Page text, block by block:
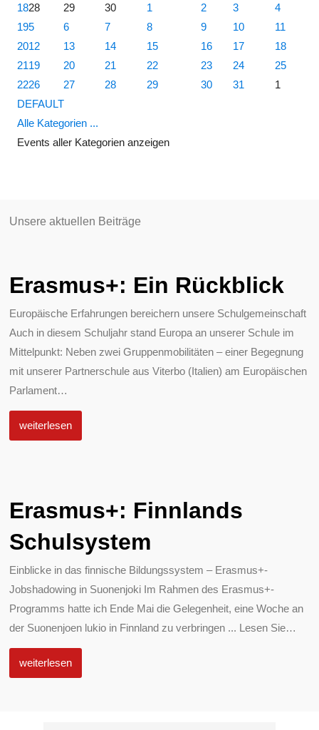
1828 29 30 1 2 3
4
195 6 7 8 9 10
11
2012 13 14 15 16 17
18
2119 20 21 22 23 24
25
2226 27 28 29 30 31
1
DEFAULT
Alle Kategorien ...
Events aller Kategorien anzeigen
Unsere aktuellen Beiträge
Erasmus+: Ein Rückblick
Europäische Erfahrungen bereichern unsere Schulgemeinschaft
Auch in diesem Schuljahr stand Europa an unserer Schule im
Mittelpunkt: Neben zwei Gruppenmobilitäten – einer Begegnung
mit unserer Partnerschule aus Viterbo (Italien) am Europäischen
Parlament…
weiterlesen
Erasmus+: Finnlands
Schulsystem
Einblicke in das finnische Bildungssystem – Erasmus+-
Jobshadowing in Suonenjoki Im Rahmen des Erasmus+-
Programms hatte ich Ende Mai die Gelegenheit, eine Woche an
der Suonenjoen lukio in Finnland zu verbringen ... Lesen Sie…
weiterlesen